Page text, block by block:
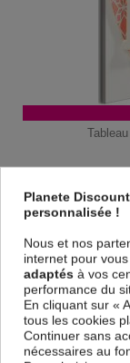
Planete
personnalisée !
Nous et nos
internet pour
adaptés à vos
performance du
En cliquant sur «
tous les cookies
Continuer sans
nécessaires au